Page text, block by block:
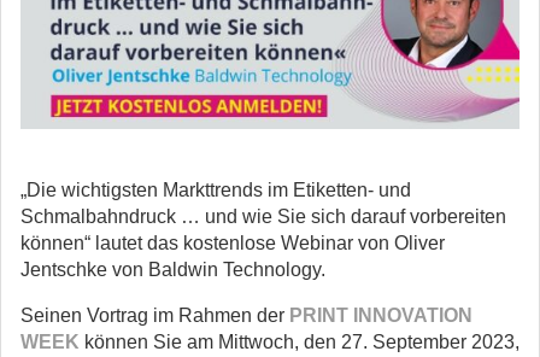
„Die wichtigsten Markttrends im Etiketten- und
Schmalbahndruck … und wie Sie sich darauf vorbereiten
können“ lautet das kostenlose Webinar von Oliver
Jentschke von Baldwin Technology.
Seinen Vortrag im Rahmen der PRINT INNOVATION
WEEK können Sie am Mittwoch, den 27. September 2023,